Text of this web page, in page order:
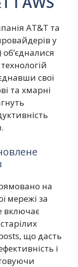
AT&T та
у
об’єдналися
свої
та хмарні
на
мережі за
включає
що дасть
і